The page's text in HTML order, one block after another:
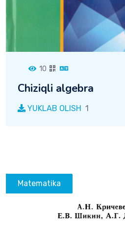
10
Chiziqli algebra
YUKLAB OLISH 1
Matematika